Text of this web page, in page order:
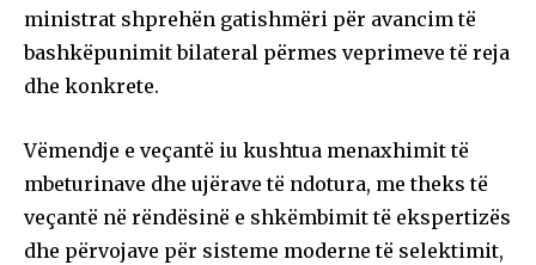
ministrat shprehën gatishmëri për avancim të
bashkëpunimit bilateral përmes veprimeve të reja
dhe konkrete.
Vëmendje e veçantë iu kushtua menaxhimit të
mbeturinave dhe ujërave të ndotura, me theks të
veçantë në rëndësinë e shkëmbimit të ekspertizës
dhe përvojave për sisteme moderne të selektimit,